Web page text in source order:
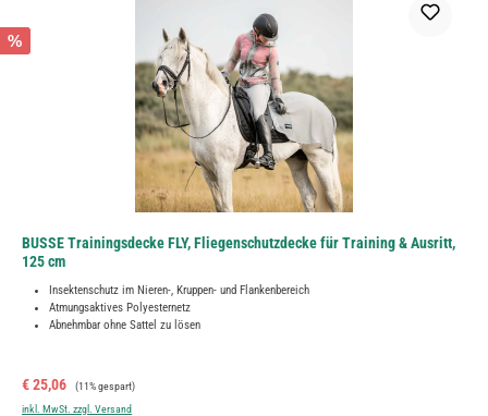
%
BUSSE Trainingsdecke FLY, Fliegenschutzdecke für Training & Ausritt,
125 cm
Insektenschutz im Nieren-, Kruppen- und Flankenbereich
Atmungsaktives Polyesternetz
Abnehmbar ohne Sattel zu lösen
Verkaufspreis:
€ 25,06 Regulärer Preis:
(11% gespart)
inkl. MwSt. zzgl. Versand